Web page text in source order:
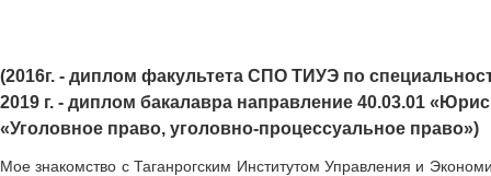
(2016г. - диплом факультета СПО ТИУЭ по
2019 г. - диплом бакалавра направление 40.03.01
«Уголовное право, уголовно-процессуальное право»)
Мое знакомство с Таганрогским Институтом Управления и